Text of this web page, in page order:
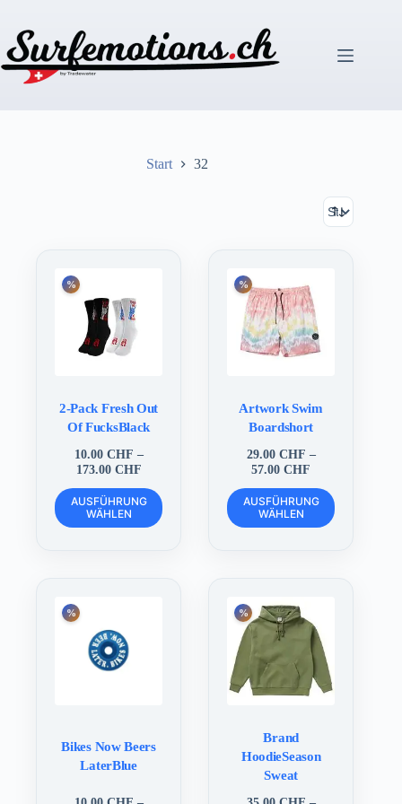
springen
Start 32
2-Pack Fresh Out
Of FucksBlack
10.00 CHF –
173.00 CHFPreisspanne:
bis
173.00 CHF
AUSFÜHRUNG
WÄHLEN
Dieses
Produkt
weist
Optionen
können
Produktseite
Artwork Swim
Boardshort
29.00 CHF –
57.00CHF
bis
57.00 CHF
AUSFÜHRUNG
WÄHLEN
Dieses
Produkt
weist
Optionen
können
auf
der
Produktseite
gewählt
Bikes Now Beers
LaterBlue
Brand
HoodieSeason
Sweat